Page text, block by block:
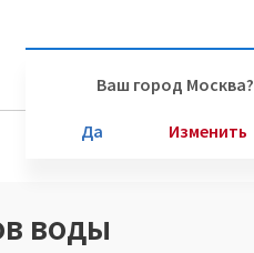
Ваш город Москва?
Да Изменить
Производители
воды